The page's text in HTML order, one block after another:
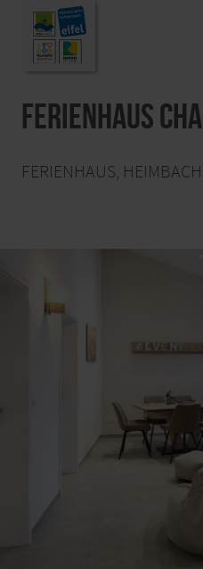
Ferienhaus
FERIENHAUS, HEIMBACH